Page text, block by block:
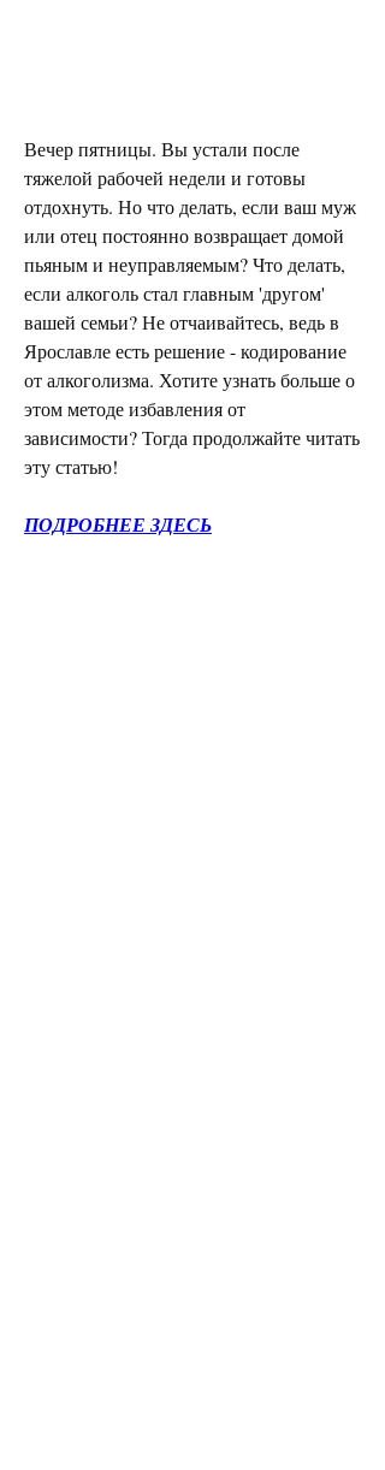
Вечер пятницы. Вы устали после
тяжелой рабочей недели и готовы
отдохнуть. Но что делать, если ваш муж
или отец постоянно возвращает домой
пьяным и неуправляемым? Что делать,
если алкоголь стал главным 'другом'
вашей семьи? Не отчаивайтесь, ведь в
Ярославле есть решение - кодирование
от алкоголизма. Хотите узнать больше о
этом методе избавления от
зависимости? Тогда продолжайте читать
эту статью!
ПОДРОБНЕЕ ЗДЕСЬ